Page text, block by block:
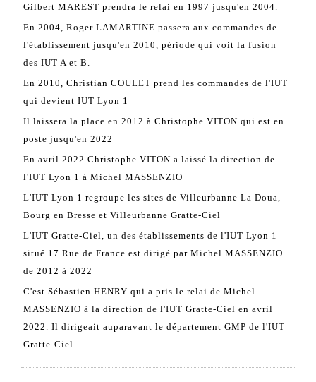
Gilbert MAREST prendra le relai en 1997 jusqu'en 2004.
En 2004, Roger LAMARTINE passera aux commandes de
l'établissement jusqu'en 2010, période qui voit la fusion
des IUT A et B.
En 2010, Christian COULET prend les commandes de l'IUT
qui devient IUT Lyon 1
Il laissera la place en 2012 à Christophe VITON qui est en
poste jusqu'en 2022
En avril 2022 Christophe VITON a laissé la direction de
l'IUT Lyon 1 à Michel MASSENZIO
L'IUT Lyon 1 regroupe les sites de Villeurbanne La Doua,
Bourg en Bresse et Villeurbanne Gratte-Ciel
L'IUT Gratte-Ciel, un des établissements de l'IUT Lyon 1
situé 17 Rue de France est dirigé par Michel MASSENZIO
de 2012 à 2022
C'est Sébastien HENRY qui a pris le relai de Michel
MASSENZIO à la direction de l'IUT Gratte-Ciel en avril
2022. Il dirigeait auparavant le département GMP de l'IUT
Gratte-Ciel.